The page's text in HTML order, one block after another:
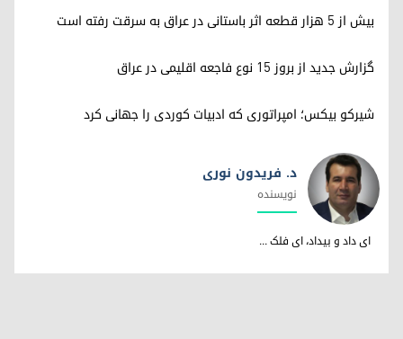
بیش از ۵ هزار قطعه اثر باستانی در عراق به سرقت رفته است
گزارش جدید از بروز ۱۵ نوع فاجعه اقلیمی در عراق
شیرکو بیکس؛ امپراتوری کە ادبیات کوردی را جهانی کرد
د. فریدون نوری
د. فریدون نوری
نویسندە
ای داد و بیداد، ای فلک ...